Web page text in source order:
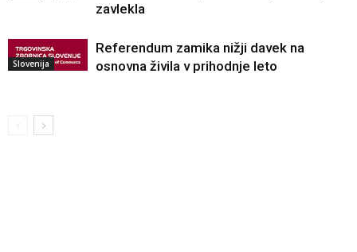
zavlekla
Slovenija
Referendum zamika nižji davek na
osnovna živila v prihodnje leto